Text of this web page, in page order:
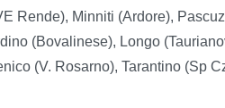
Rende), Minniti (Ardore),
(Bovalinese), Longo
(V. Rosarno), Tarantino (Sp